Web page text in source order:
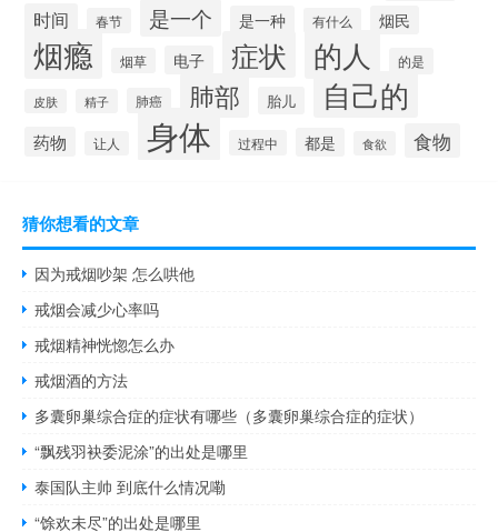
时间 春节 是一个 是一种 有什么 烟民
烟瘾 烟草 电子 症状 的人 的是
皮肤 精子 肺癌 肺部 胎儿 自己的
药物 让人 身体 过程中 都是 食欲 食物
猜你想看的文章
因为戒烟吵架 怎么哄他
戒烟会减少心率吗
戒烟精神恍惚怎么办
戒烟酒的方法
多囊卵巢综合症的症状有哪些（多囊卵巢综合症的症状）
“飘残羽袂委泥涂”的出处是哪里
泰国队主帅 到底什么情况嘞
“馀欢未尽”的出处是哪里